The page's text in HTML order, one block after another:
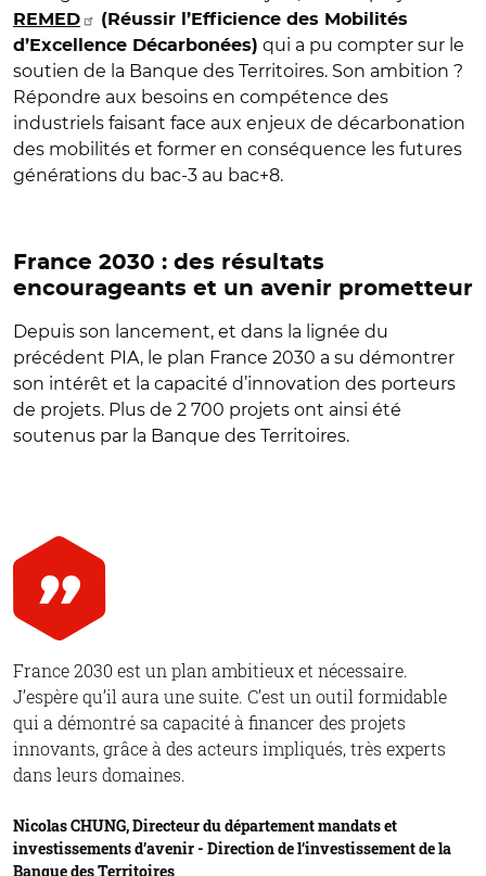
REMED
(Réussir l’Efficience des Mobilités
d’Excellence Décarbonées) qui a pu compter sur le
soutien de la Banque des Territoires. Son ambition ?
Répondre aux besoins en compétence des
industriels faisant face aux enjeux de décarbonation
des mobilités et former en conséquence les futures
générations du bac-3 au bac+8.
France 2030 : des résultats
encourageants et un avenir prometteur
Depuis son lancement, et dans la lignée du
précédent PIA, le plan France 2030 a su démontrer
son intérêt et la capacité d’innovation des porteurs
de projets. Plus de 2 700 projets ont ainsi été
soutenus par la Banque des Territoires.
France 2030 est un plan ambitieux et nécessaire.
J’espère qu’il aura une suite. C’est un outil formidable
qui a démontré sa capacité à financer des projets
innovants, grâce à des acteurs impliqués, très experts
dans leurs domaines.
Nicolas CHUNG, Directeur du département mandats et
investissements d’avenir - Direction de l’investissement de la
Banque des Territoires